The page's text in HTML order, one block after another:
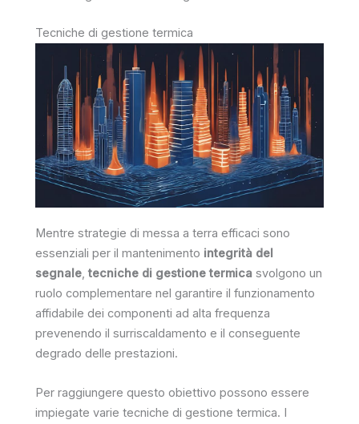
Tecniche di gestione termica
Mentre strategie di messa a terra efficaci sono
essenziali per il mantenimento integrità del
segnale, tecniche di gestione termica svolgono un
ruolo complementare nel garantire il funzionamento
affidabile dei componenti ad alta frequenza
prevenendo il surriscaldamento e il conseguente
degrado delle prestazioni.
Per raggiungere questo obiettivo possono essere
impiegate varie tecniche di gestione termica. I